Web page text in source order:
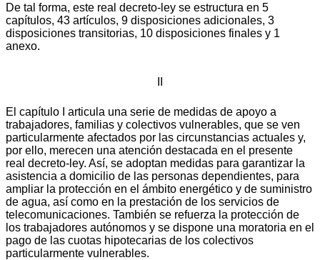
De tal forma, este real decreto-ley se estructura en 5
capítulos, 43 artículos, 9 disposiciones adicionales, 3
disposiciones transitorias, 10 disposiciones finales y 1
anexo.
El capítulo I articula una serie de medidas de apoyo a
trabajadores, familias y colectivos vulnerables, que se ven
particularmente afectados por las circunstancias actuales y,
por ello, merecen una atención destacada en el presente
real decreto-ley. Así, se adoptan medidas para garantizar la
asistencia a domicilio de las personas dependientes, para
ampliar la protección en el ámbito energético y de suministro
de agua, así como en la prestación de los servicios de
telecomunicaciones. También se refuerza la protección de
los trabajadores autónomos y se dispone una moratoria en el
pago de las cuotas hipotecarias de los colectivos
particularmente vulnerables.